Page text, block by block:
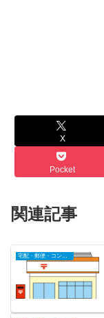
X
Pocket
関連記事
宅配・郵便・コンビ二